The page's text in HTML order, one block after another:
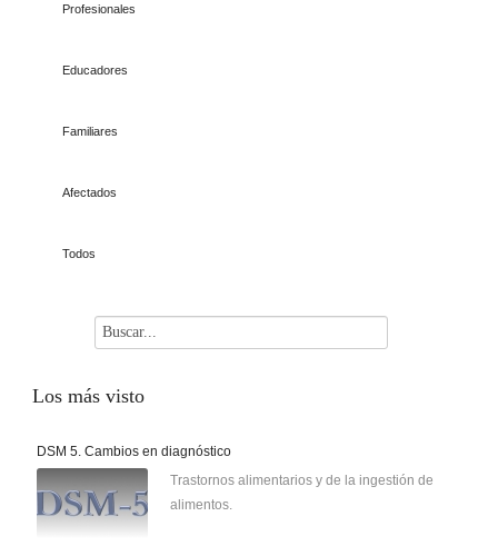
Profesionales
Educadores
Familiares
Afectados
Todos
Los más visto
DSM 5. Cambios en diagnóstico
Trastornos alimentarios y de la ingestión de
alimentos.